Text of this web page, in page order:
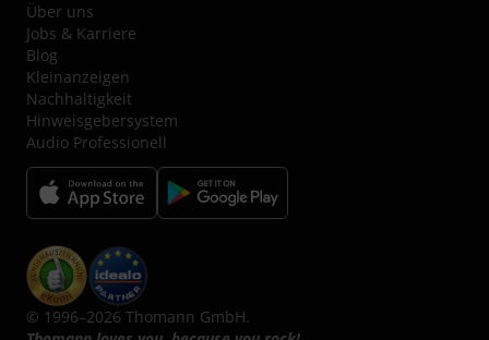
Über uns
Jobs & Karriere
Blog
Kleinanzeigen
Nachhaltigkeit
Hinweisgebersystem
Audio Professionell
© 1996–2026 Thomann GmbH.